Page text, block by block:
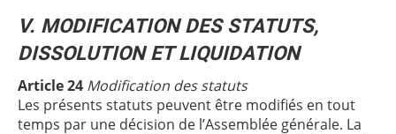
V. MODIFICATION DES STATUTS,
DISSOLUTION ET LIQUIDATION
Article 24 Modification des statuts
Les présents statuts peuvent être modifiés en tout
temps par une décision de l’Assemblée générale. La